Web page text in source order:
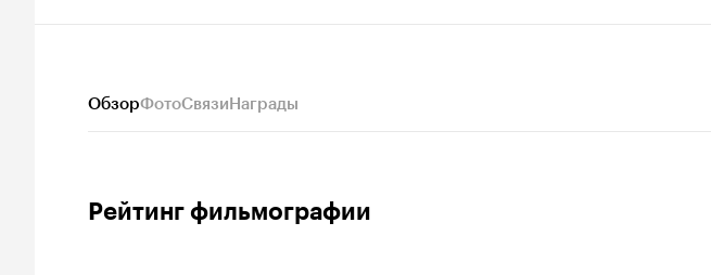
ОбзорФотоСвязиНаграды
Рейтинг фильмографии